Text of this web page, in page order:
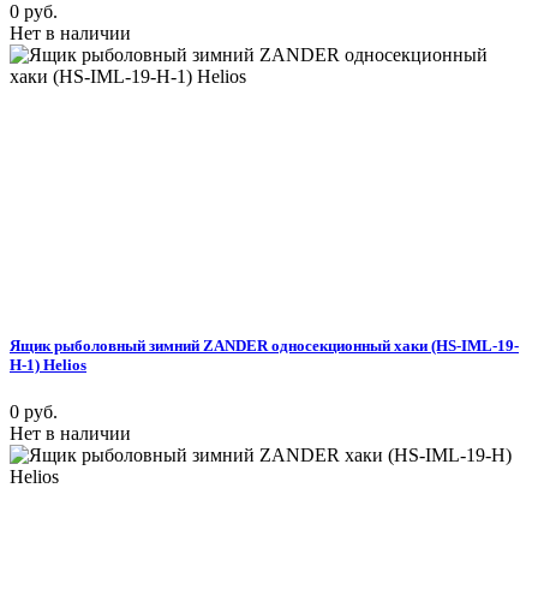
0 руб.
Нет в наличии
Ящик рыболовный зимний ZANDER односекционный хаки (HS-IML-19-
H-1) Helios
0 руб.
Нет в наличии